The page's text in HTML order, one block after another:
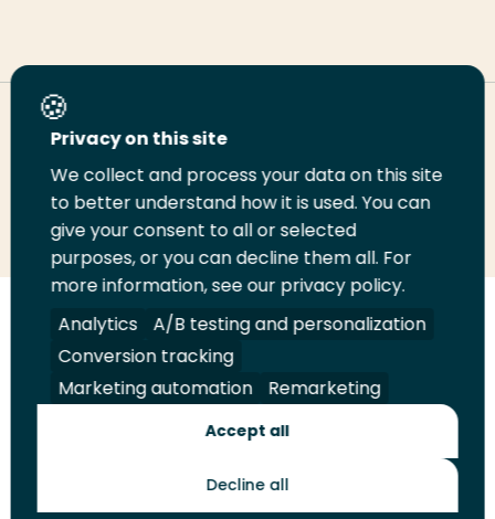
Deel deze pagina
Deel
LinkedIn
Deel
op
Twitter
Deel
op
Facebook
Email
deze
pagina
Print
deze
pagina
Volg
ons
op
LinkedIn
Volg
ons
op
Facebook
Volg
ons
op
YouTube
Volg
ons
op
Instagram
Juridisch Security A-Z Index
Contact
Toekomstmakers
Privacy on this site
We collect and process your data on this site
to better understand how it is used. You can
give your consent to all or selected
purposes, or you can decline them all. For
more information, see our privacy policy.
Analytics
A/B testing and personalization
Conversion tracking
Marketing automation
Remarketing
Accept all
Decline all